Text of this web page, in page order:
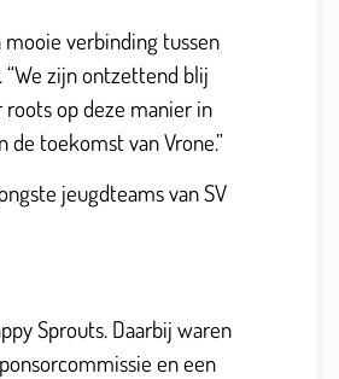
mooie verbinding tussen
zijn ontzettend blij
op deze manier in
toekomst van Vrone.”
jeugdteams van SV
Sprouts. Daarbij waren
en een